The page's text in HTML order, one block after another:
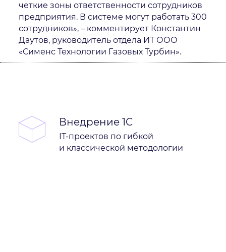
четкие зоны ответственности сотрудников
предприятия. В системе могут работать 300
сотрудников», – комментирует Константин
Даутов, руководитель отдела ИТ ООО
«Сименс Технологии Газовых Турбин».
Внедрение 1C
IT-проектов по гибкой
и классической методологии